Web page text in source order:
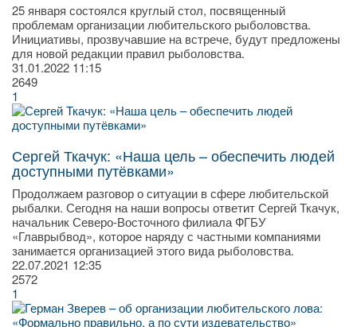
25 января состоялся круглый стол, посвященный
проблемам организации любительского рыболовства.
Инициативы, прозвучавшие на встрече, будут предложены
для новой редакции правил рыболовства.
31.01.2022 11:15
2649
1
Сергей Ткачук: «Наша цель – обеспечить людей
доступными путёвками»
Продолжаем разговор о ситуации в сфере любительской
рыбалки. Сегодня на наши вопросы ответит Сергей Ткачук,
начальник Северо-Восточного филиала ФГБУ
«Главрыбвод», которое наряду с частными компаниями
занимается организацией этого вида рыболовства.
22.07.2021 12:35
2572
1